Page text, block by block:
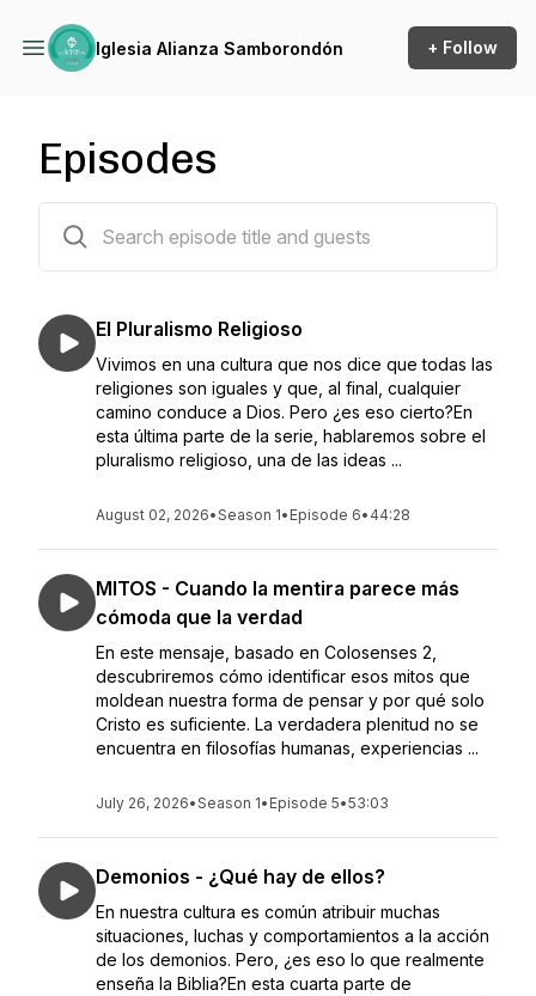
Iglesia Alianza Samborondón + Follow
Episodes
El Pluralismo Religioso
Vivimos en una cultura que nos dice que todas las
religiones son iguales y que, al final, cualquier
camino conduce a Dios. Pero ¿es eso cierto?En
esta última parte de la serie, hablaremos sobre el
pluralismo religioso, una de las ideas ...
August 02, 2026•Season 1• Episode 6• 44:28
MITOS - Cuando la mentira parece más
cómoda que la verdad
En este mensaje, basado en Colosenses 2,
descubriremos cómo identificar esos mitos que
moldean nuestra forma de pensar y por qué solo
Cristo es suficiente. La verdadera plenitud no se
encuentra en filosofías humanas, experiencias ...
July 26, 2026•Season 1• Episode 5•53:03
Demonios - ¿Qué hay de ellos?
En nuestra cultura es común atribuir muchas
situaciones, luchas y comportamientos a la acción
de los demonios. Pero, ¿es eso lo que realmente
enseña la Biblia?En esta cuarta parte de